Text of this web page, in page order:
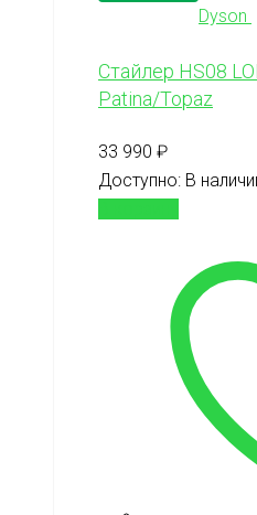
Dyson
Стайлер HS08
Patina/Topaz
33 990 ₽
Доступно: В